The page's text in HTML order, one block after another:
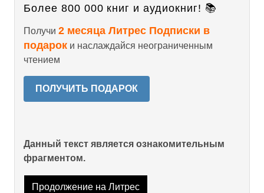
Более 800 000 книг и аудиокниг! 📚
Получи 2 месяца Литрес Подписки в
подарок и наслаждайся неограниченным
чтением
ПОЛУЧИТЬ ПОДАРОК
Данный текст является ознакомительным
фрагментом.
Продолжение на Литрес